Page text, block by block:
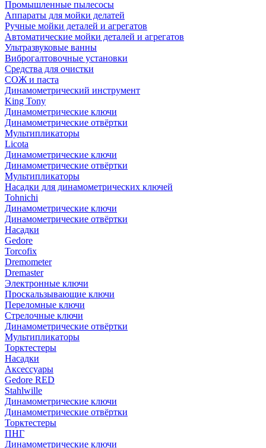
Промышленные пылесосы
Аппараты для мойки делатей
Ручные мойки деталей и агрегатов
Автоматические мойки деталей и агрегатов
Ультразвуковые ванны
Виброгалтовочные установки
Средства для очистки
СОЖ и паста
Динамометрический инструмент
King Tony
Динамометрические ключи
Динамометрические отвёртки
Мультипликаторы
Licota
Динамометрические ключи
Динамометрические отвёртки
Мультипликаторы
Насадки для динамометрических ключей
Tohnichi
Динамометрические ключи
Динамометрические отвёртки
Насадки
Gedore
Torcofix
Dremometer
Dremaster
Электронные ключи
Проскальзывающие ключи
Переломные ключи
Стрелочные ключи
Динамометрические отвёртки
Мультипликаторы
Торктестеры
Насадки
Аксессуары
Gedore RED
Stahlwille
Динамометрические ключи
Динамометрические отвёртки
Торктестеры
ПНГ
Динамометрические ключи